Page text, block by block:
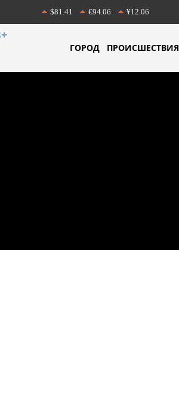
$81.41 €94.06 ¥12.06
ГОРОД ПРОИСШЕСТВИЯ